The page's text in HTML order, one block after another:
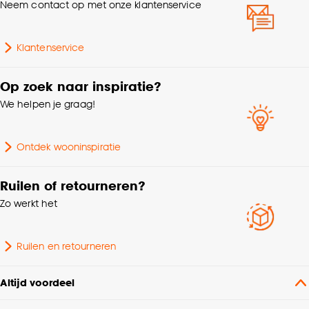
kwaliteitseisen voor kinderen. Let er bij het monteren op dat
de ketting minimaal 150cm boven de grond moet hangen
Zelfde kleur achterzijde
Geschikt voor type raam
raam, Houten raam
Interieurstijl
Neem contact op met onze klantenservice
Klantenservice
Op zoek naar inspiratie?
We helpen je graag!
Ontdek wooninspiratie
Ruilen of retourneren?
Zo werkt het
Ruilen en retourneren
Altijd voordeel